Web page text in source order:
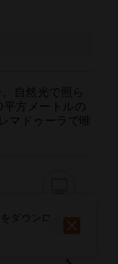
自然光で照ら
平方メートルの
マドゥーラで唯
ウェブサイト
ダウンロ